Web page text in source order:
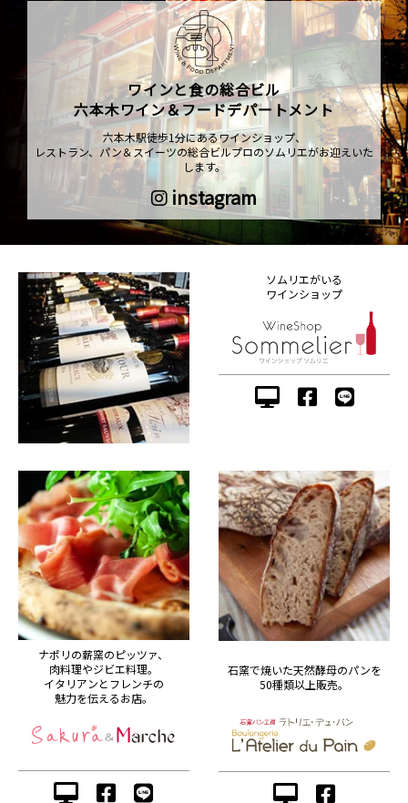
ワインと食の総合ビル
六本木ワイン＆フードデパートメント
六本木駅徒歩1分にあるワインショップ、
レストラン、パン＆スイーツの総合ビルプロのソムリエがお迎えいた
します。
instagram
ソムリエがいる
ワインショップ
ナポリの薪窯のピッツァ、
肉料理やジビエ料理。
イタリアンとフレンチの
魅力を伝えるお店。
石窯で焼いた天然酵母のパンを
50種類以上販売。